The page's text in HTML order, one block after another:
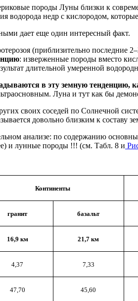
породы Луны близки к
водорода недр с кислородом,
дает еще один интересный факт.
(приблизительно последние
: изверженные породы вместо
длительной умеренной
в эту земную тенденцию,
Луна и тут как бы
своих соседей по Солнечной
довольно близким к составу
анализе: по содержанию
и лунные породы !!! (см. Табл. 8 и
Континенты
гранит базальт
16,9 км
21,7 км
4,37 7,33
47,70 45,60